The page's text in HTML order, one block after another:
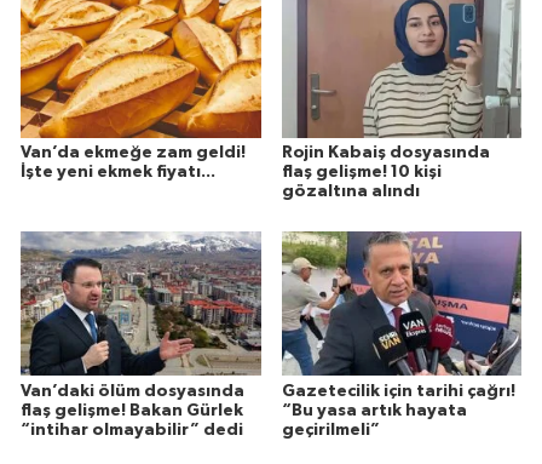
Van’da ekmeğe zam geldi!
İşte yeni ekmek fiyatı...
Rojin Kabaiş dosyasında
flaş gelişme! 10 kişi
gözaltına alındı
Van’daki ölüm dosyasında
flaş gelişme! Bakan Gürlek
“intihar olmayabilir” dedi
Gazetecilik için tarihi çağrı!
“Bu yasa artık hayata
geçirilmeli”